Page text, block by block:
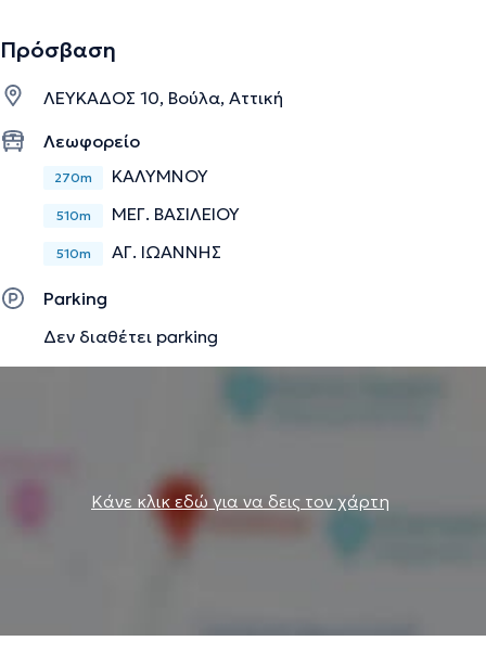
Πρόσβαση
ΛΕΥΚΑΔΟΣ 10, Βούλα, Αττική
Λεωφορείο
270m ΚΑΛΥΜΝΟΥ
510m ΜΕΓ. ΒΑΣΙΛΕΙΟΥ
510m ΑΓ. ΙΩΑΝΝΗΣ
Parking
Δεν διαθέτει parking
Κάνε κλικ εδώ για να δεις τον χάρτη